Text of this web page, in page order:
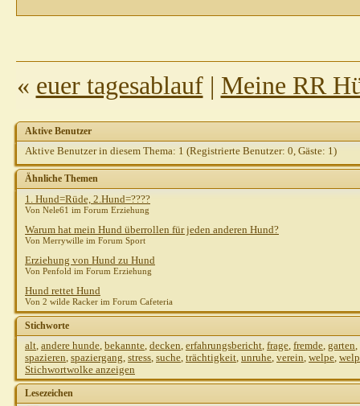
« euer tagesablauf| Meine RR
Aktive Benutzer
Aktive Benutzer in diesem Thema: 1 (Registrierte Benutzer: 0, Gäste: 1)
Ähnliche Themen
1. Hund=Rüde, 2.Hund=????
Von Nele61 im Forum Erziehung
Warum hat mein Hund überrollen für jeden anderen Hund?
Von Merrywille im Forum Sport
Erziehung von Hund zu Hund
Von Penfold im Forum Erziehung
Hund rettet Hund
Von 2 wilde Racker im Forum Cafeteria
Stichworte
alt, andere hunde, bekannte, decken, erfahrungsbericht, frage, fremde, garten,
spazieren, spaziergang, stress, suche, trächtigkeit, unruhe, verein, welpe,
Stichwortwolke anzeigen
Lesezeichen